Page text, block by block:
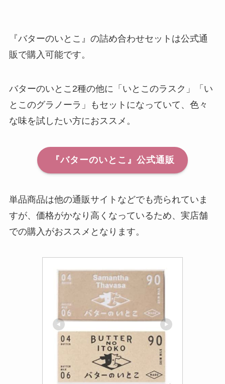
『バターのいとこ』の詰め合わせセットは公式通
販で購入可能です。
バターのいとこ2種の他に「いとこのラスク」「い
とこのグラノーラ」もセットになっていて、色々
な味を試したい方におススメ。
『バターのいとこ』公式通販
単品商品は他の通販サイトなどでも売られていま
すが、価格がかなり高くなっているため、実店舗
での購入がおススメとなります。